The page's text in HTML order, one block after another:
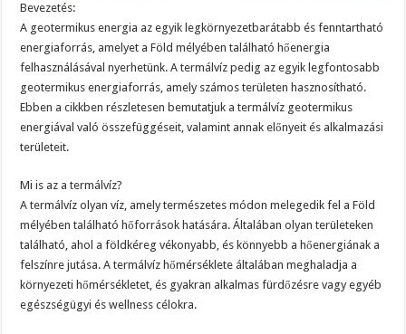
Bevezetés:
A geotermikus energia az egyik legkörnyezetbarátabb és fenntartható
energiaforrás, amelyet a Föld mélyében található hőenergia
felhasználásával nyerhetünk. A termálvíz pedig az egyik legfontosabb
geotermikus energiaforrás, amely számos területen hasznosítható.
Ebben a cikkben részletesen bemutatjuk a termálvíz geotermikus
energiával való összefüggéseit, valamint annak előnyeit és alkalmazási
területeit.
Mi is az a termálvíz?
A termálvíz olyan víz, amely természetes módon melegedik fel a Föld
mélyében található hőforrások hatására. Általában olyan területeken
található, ahol a földkéreg vékonyabb, és könnyebb a hőenergiának a
felszínre jutása. A termálvíz hőmérséklete általában meghaladja a
környezeti hőmérsékletet, és gyakran alkalmas fürdőzésre vagy egyéb
egészségügyi és wellness célokra.